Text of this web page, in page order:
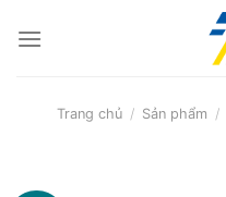
Trang chủ / Sản phẩm /